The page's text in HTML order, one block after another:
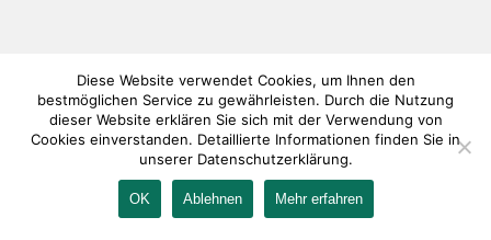
IMPRESSUM KONTAKT AGB DATENSCHUTZ
Diese Website verwendet Cookies, um Ihnen den
bestmöglichen Service zu gewährleisten. Durch die Nutzung
dieser Website erklären Sie sich mit der Verwendung von
Cookies einverstanden. Detaillierte Informationen finden Sie in
unserer Datenschutzerklärung.
OK Ablehnen Mehr erfahren